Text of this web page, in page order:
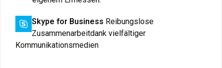
Skype for Business Reibungslose
Zusammenarbeitdank vielfältiger
Kommunikationsmedien